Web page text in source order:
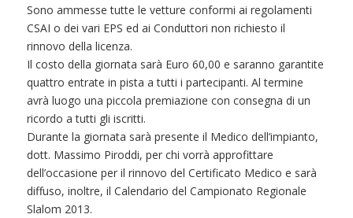
Sono ammesse tutte le vetture conformi ai regolamenti
CSAI o dei vari EPS ed ai Conduttori non richiesto il
rinnovo della licenza.
Il costo della giornata sarà Euro 60,00 e saranno garantite
quattro entrate in pista a tutti i partecipanti. Al termine
avrà luogo una piccola premiazione con consegna di un
ricordo a tutti gli iscritti.
Durante la giornata sarà presente il Medico dell’impianto,
dott. Massimo Piroddi, per chi vorrà approfittare
dell’occasione per il rinnovo del Certificato Medico e sarà
diffuso, inoltre, il Calendario del Campionato Regionale
Slalom 2013.